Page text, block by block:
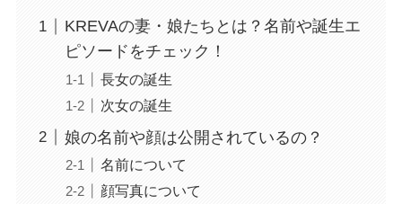
KREVAの妻・娘たちとは？名前や誕生エ
ピソードをチェック！
長女の誕生
次女の誕生
娘の名前や顔は公開されているの？
名前について
顔写真について